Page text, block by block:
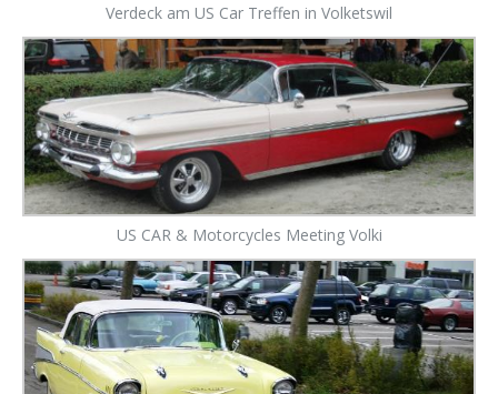
Verdeck am US Car Treffen in Volketswil
US CAR & Motorcycles Meeting Volki